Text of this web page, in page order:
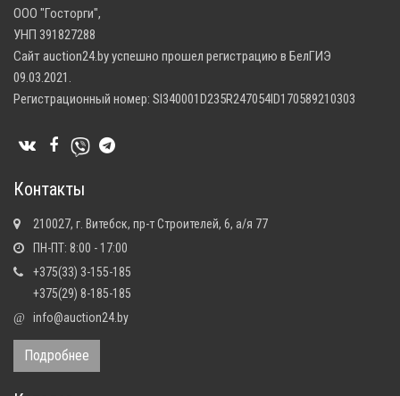
ООО "Госторги",
УНП 391827288
Сайт auction24.by успешно прошел регистрацию в БелГИЭ
09.03.2021.
Регистрационный номер: SI340001D235R247054ID170589210303
Контакты
210027, г. Витебск, пр-т Строителей, 6, а/я 77
ПН-ПТ: 8:00 - 17:00
+375(33) 3-155-185
+375(29) 8-185-185
@ info@auction24.by
Подробнее